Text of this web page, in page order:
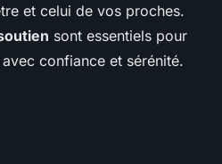
et celui de vos proches.
sont essentiels pour
confiance et sérénité.